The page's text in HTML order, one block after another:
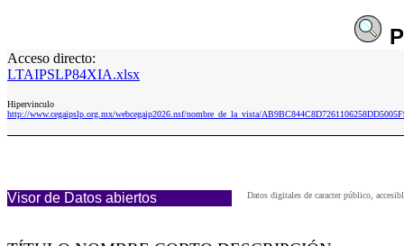
Acceso directo:
LTAIPSLP84XIA.xlsx
Hipervinculo
http://www.cegaipslp.org.mx/webcegaip2026.nsf/nombre_de_la_vista/
Visor de Datos abiertos Datos digitales de caracter público,